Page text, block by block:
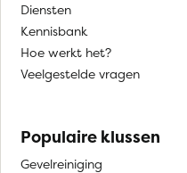
Diensten
Kennisbank
Hoe werkt het?
Veelgestelde vragen
Populaire klussen
Gevelreiniging